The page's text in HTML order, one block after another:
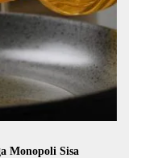
Monopoli Sisa